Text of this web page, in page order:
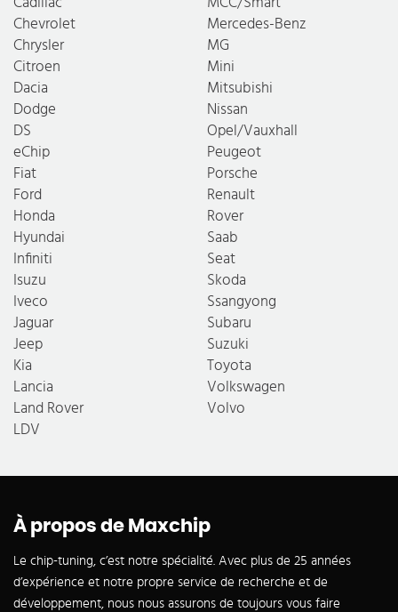
Chevrolet
Chrysler
Citroen
Dacia
Dodge
DS
eChip
Fiat
Ford
Honda
Hyundai
Infiniti
Isuzu
Iveco
Jaguar
Jeep
Kia
Lancia
Land Rover
LDV
Mercedes-Benz
MG
Mini
Mitsubishi
Nissan
Opel/Vauxhall
Peugeot
Porsche
Renault
Rover
Saab
Seat
Skoda
Ssangyong
Subaru
Suzuki
Toyota
Volkswagen
Volvo
À propos de Maxchip
Le chip-tuning, c’est notre spécialité. Avec plus de 25 années
d’expérience et notre propre service de recherche et de
développement, nous nous assurons de toujours vous faire